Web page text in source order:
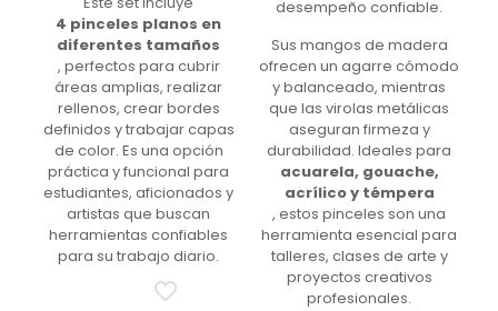
4 pinceles planos en
diferentes tamaños
, perfectos para cubrir
áreas amplias, realizar
rellenos, crear bordes
definidos y trabajar capas
de color. Es una opción
práctica y funcional para
estudiantes, aficionados y
artistas que buscan
herramientas confiables
para su trabajo diario.
desempeño confiable.
Sus mangos de madera
ofrecen un agarre cómodo
y balanceado, mientras
que las virolas metálicas
aseguran firmeza y
durabilidad. Ideales para
acuarela, gouache,
acrílico y témpera
, estos pinceles son una
herramienta esencial para
talleres, clases de arte y
proyectos creativos
profesionales.